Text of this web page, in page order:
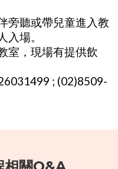
旁聽或帶兒童進入教
場。
室，現場有提供飲
; (02)8509-